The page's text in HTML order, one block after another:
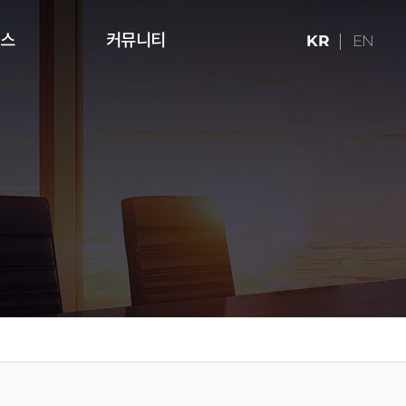
미디어 아트
커뮤니티 KR EN